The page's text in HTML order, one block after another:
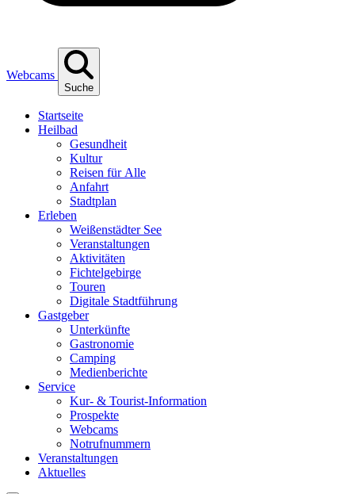
Webcams
Suche
Start­sei­te
Heil­bad
Gesund­heit
Kul­tur
Rei­sen für Alle
Anfahrt
Stadt­plan
Erle­ben
Wei­ßen­städ­ter See
Ver­an­stal­tun­gen
Akti­vi­tä­ten
Fich­tel­ge­bir­ge
Tou­ren
Digi­ta­le Stadtführung
Gast­ge­ber
Unter­künf­te
Gas­tro­no­mie
Cam­ping
Medi­en­be­rich­te
Ser­vice
Kur- & Tourist-Information
Pro­spek­te
Web­cams
Not­ruf­num­mern
Ver­an­stal­tun­gen
Aktu­el­les